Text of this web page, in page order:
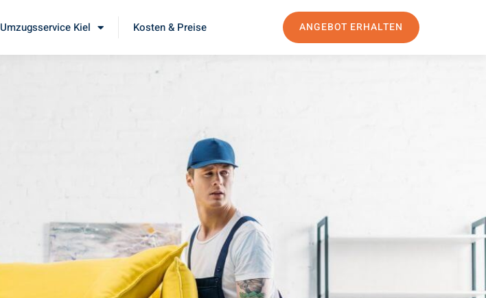
Umzugsservice Kiel Kosten & Preise ANGEBOT ERHALTEN